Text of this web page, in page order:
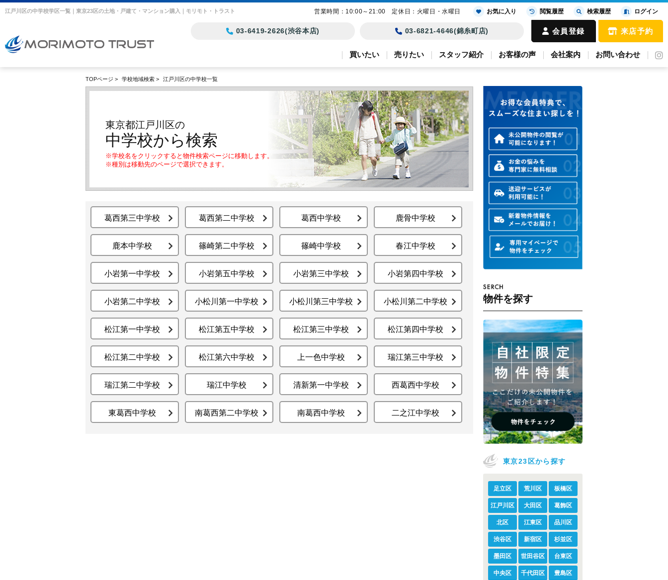
江戸川区の中学校学区一覧｜東京23区の土地・戸建て・マンション購入｜モリモト・トラスト
03-6419-2626(渋谷本店) 03-6821-4646(錦糸町店) 会員登録 来店予約
買いたい 売りたい スタッフ紹介 お客様の声 会社案内 お問い合わせ
TOPページ > 学校地域検索 > 江戸川区の中学校一覧
東京都江戸川区の
中学校から検索
※学校名をクリックすると物件検索ページに移動します。
※種別は移動先のページで選択できます。
葛西第三中学校 葛西第二中学校 葛西中学校 鹿骨中学校
鹿本中学校 篠崎第二中学校 篠崎中学校 春江中学校
小岩第一中学校 小岩第五中学校 小岩第三中学校 小岩第四中学校
小岩第二中学校 小松川第一中学校 小松川第三中学校 小松川第二中学校
松江第一中学校 松江第五中学校 松江第三中学校 松江第四中学校
松江第二中学校 松江第六中学校 上一色中学校 瑞江第三中学校
瑞江第二中学校 瑞江中学校 清新第一中学校 西葛西中学校
東葛西中学校 南葛西第二中学校 南葛西中学校 二之江中学校
物件を探す
東京23区から探す
足立区 荒川区 板橋区
江戸川区 大田区 葛飾区
北区 江東区 品川区
渋谷区 新宿区 杉並区
墨田区 世田谷区 台東区
中央区 千代田区 豊島区
営業時間：10:00～21:00 定休日：火曜日・水曜日 お気に入り 閲覧履歴 検索履歴 ログイン